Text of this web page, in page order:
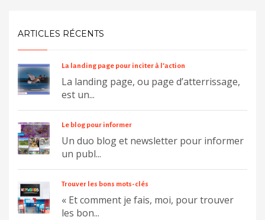
ARTICLES RÉCENTS
La landing page pour inciter à l’action
La landing page, ou page d’atterrissage,
est un...
Le blog pour informer
Un duo blog et newsletter pour informer
un publ...
Trouver les bons mots-clés
« Et comment je fais, moi, pour trouver
les bon...